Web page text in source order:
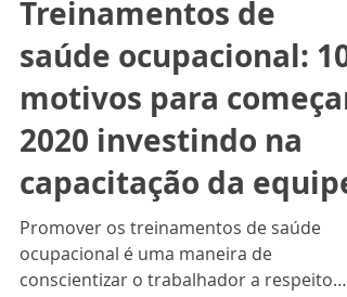
Asonet Ocupacional
9 de jan. de 2020
4 min de leitura
Treinamentos de
saúde ocupacional: 10
motivos para começar
2020 investindo na
capacitação da equipe